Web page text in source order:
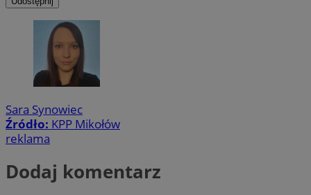
Sara Synowiec
Źródło: KPP Mikołów
reklama
Dodaj komentarz